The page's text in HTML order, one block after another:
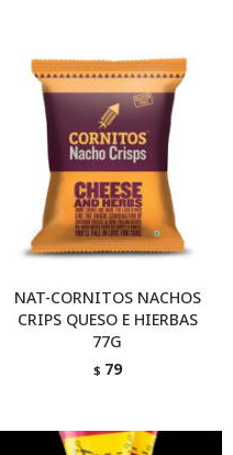
NAT-CORNITOS NACHOS
CRIPS QUESO E HIERBAS
77G
$ 79